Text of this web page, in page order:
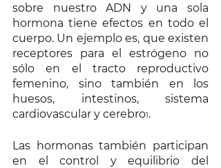
sobre nuestro ADN y una sola
hormona tiene efectos en todo el
cuerpo. Un ejemplo es, que existen
receptores para el estrógeno no
sólo en el tracto reproductivo
femenino, sino también en los
huesos, intestinos, sistema
cardiovascular y cerebro1.
Las hormonas también participan
en el control y equilibrio del